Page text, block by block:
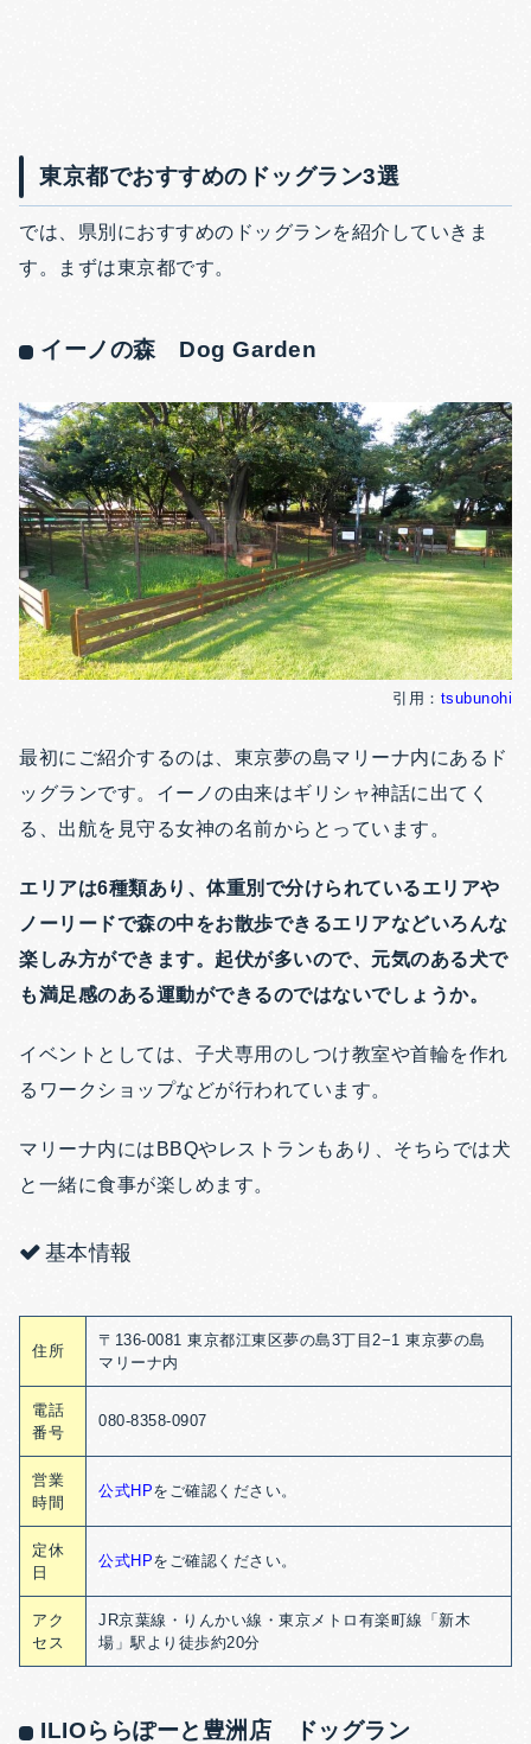
東京都でおすすめのドッグラン3選
では、県別におすすめのドッグランを紹介していきま
す。まずは東京都です。
イーノの森 Dog Garden
引用： tsubunohi
最初にご紹介するのは、東京夢の島マリーナ内にあるド
ッグランです。イーノの由来はギリシャ神話に出てく
る、出航を見守る女神の名前からとっています。
エリアは6種類あり、体重別で分けられているエリアや
ノーリードで森の中をお散歩できるエリアなどいろんな
楽しみ方ができます。起伏が多いので、元気のある犬で
も満足感のある運動ができるのではないでしょうか。
イベントとしては、子犬専用のしつけ教室や首輪を作れ
るワークショップなどが行われています。
マリーナ内にはBBQやレストランもあり、そちらでは犬
と一緒に食事が楽しめます。
基本情報
住所
〒136-0081 東京都江東区夢の島3丁目2−1 東京夢の島
マリーナ内
電話
番号
080-8358-0907
営業
時間
公式HPをご確認ください。
定休
日
公式HPをご確認ください。
アク
セス
JR京葉線・りんかい線・東京メトロ有楽町線「新木
場」駅より徒歩約20分
ILIOららぽーと豊洲店 ドッグラン